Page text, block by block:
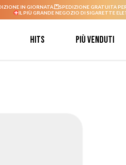
IN GIORNATA. SPEDIZIONE GRATUITA
IL PIÙ GRANDE NEGOZIO DI SIGARETTE
Hits Più venduti